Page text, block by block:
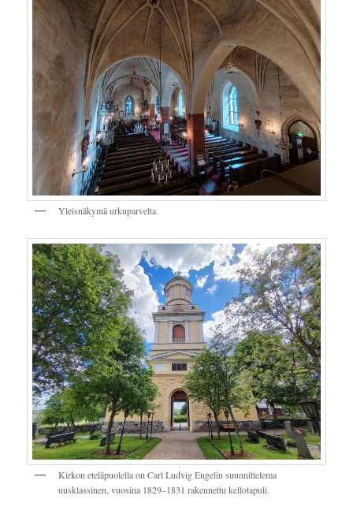
Yleisnäkymä urkuparvelta.
Kirkon eteläpuolella on Carl Ludvig Engelin suunnittelema
uusklassinen, vuosina 1829–1831 rakennettu kellotapuli.